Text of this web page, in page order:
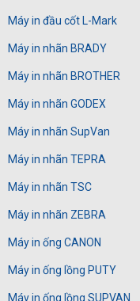
Máy in đầu cốt L-Mark
Máy in nhãn BRADY
Máy in nhãn BROTHER
Máy in nhãn GODEX
Máy in nhãn SupVan
Máy in nhãn TEPRA
Máy in nhãn TSC
Máy in nhãn ZEBRA
Máy in ống CANON
Máy in ống lồng PUTY
Máy in ống lồng SUPVAN